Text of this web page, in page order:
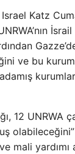
Israel Katz
ve bu
12 UNRWA
mali yardımı